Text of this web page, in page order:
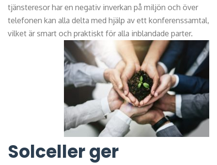
tjänsteresor har en negativ inverkan på miljön och över
telefonen kan alla delta med hjälp av ett konferenssamtal,
vilket är smart och praktiskt för alla inblandade parter.
Solceller ger